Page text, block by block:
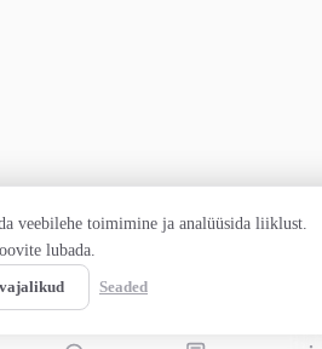
veebilehe toimimine ja analüüsida liiklust.
lubada.
Seaded